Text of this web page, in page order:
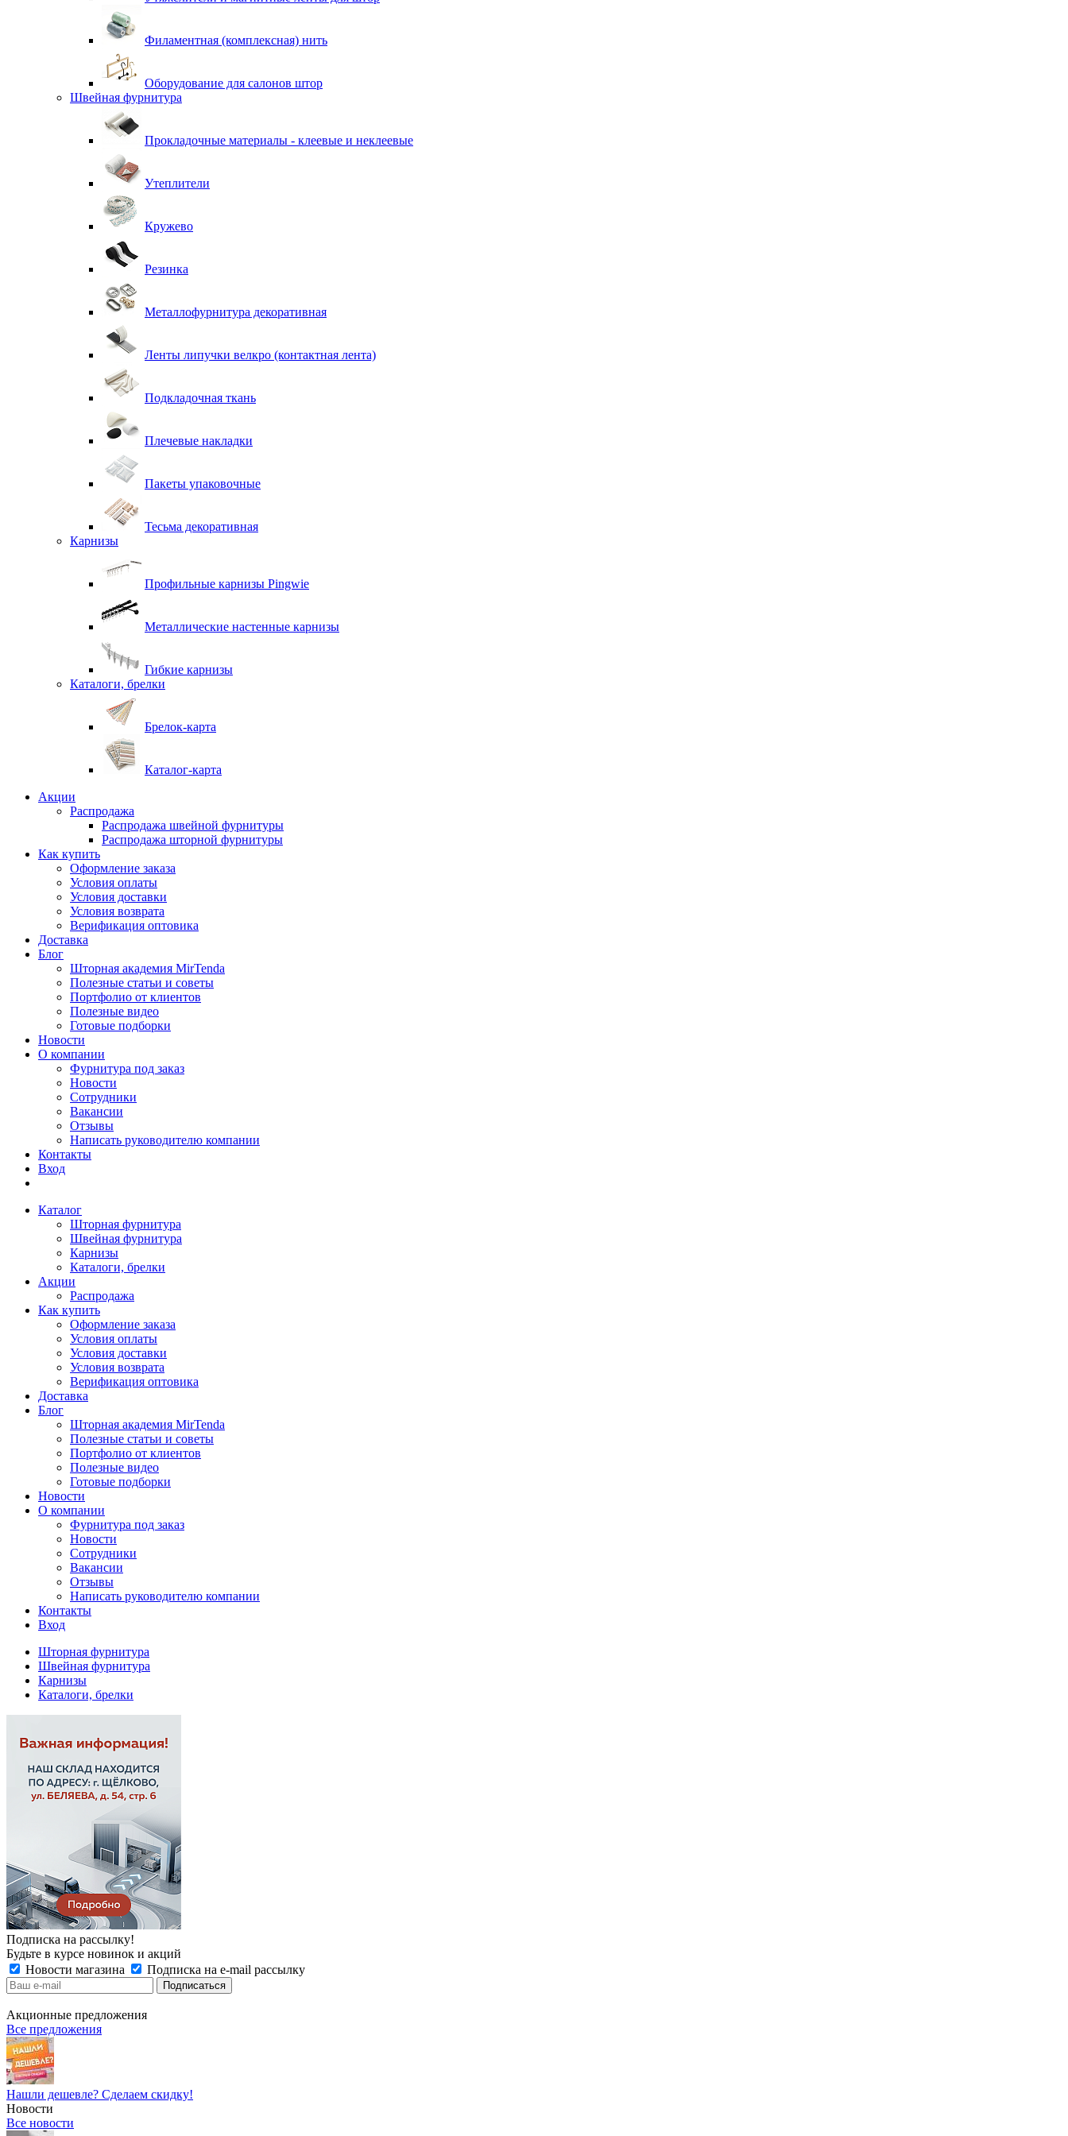
Филаментная (комплексная) нить
Оборудование для салонов штор
Швейная фурнитура
Прокладочные материалы - клеевые и неклеевые
Утеплители
Кружево
Резинка
Металлофурнитура декоративная
Ленты липучки велкро (контактная лента)
Подкладочная ткань
Плечевые накладки
Пакеты упаковочные
Тесьма декоративная
Карнизы
Профильные карнизы Pingwie
Металлические настенные карнизы
Гибкие карнизы
Каталоги, брелки
Брелок-карта
Каталог-карта
Акции
Распродажа
Распродажа швейной фурнитуры
Распродажа шторной фурнитуры
Как купить
Оформление заказа
Условия оплаты
Условия доставки
Условия возврата
Верификация оптовика
Доставка
Блог
Шторная академия MirTenda
Полезные статьи и советы
Портфолио от клиентов
Полезные видео
Готовые подборки
Новости
О компании
Фурнитура под заказ
Новости
Сотрудники
Вакансии
Отзывы
Написать руководителю компании
Контакты
Вход
Каталог
Шторная фурнитура
Швейная фурнитура
Карнизы
Каталоги, брелки
Акции
Распродажа
Как купить
Оформление заказа
Условия оплаты
Условия доставки
Условия возврата
Верификация оптовика
Доставка
Блог
Шторная академия MirTenda
Полезные статьи и советы
Портфолио от клиентов
Полезные видео
Готовые подборки
Новости
О компании
Фурнитура под заказ
Новости
Сотрудники
Вакансии
Отзывы
Написать руководителю компании
Контакты
Вход
Шторная фурнитура
Швейная фурнитура
Карнизы
Каталоги, брелки
Подписка на рассылку!
Будьте в курсе новинок и акций
Новости магазина
Подписка на e-mail рассылку
Акционные предложения
Все предложения
Нашли дешевле? Сделаем скидку!
Новости
Все новости